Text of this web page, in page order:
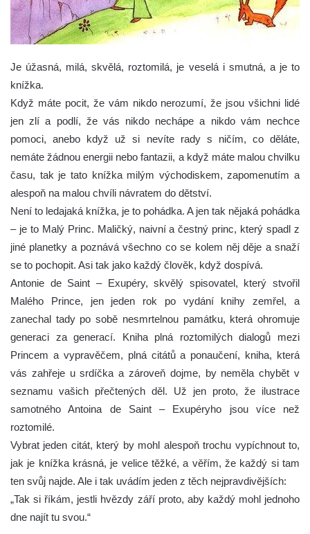
Je úžasná, milá, skvělá, roztomilá, je veselá i smutná, a je to
knížka.
Když máte pocit, že vám nikdo nerozumí, že jsou všichni lidé
jen zlí a podlí, že vás nikdo nechápe a nikdo vám nechce
pomoci, anebo když už si nevíte rady s ničím, co děláte,
nemáte žádnou energii nebo fantazii, a když máte malou chvilku
času, tak je tato knížka milým východiskem, zapomenutím a
alespoň na malou chvíli návratem do dětství.
Není to ledajaká knížka, je to pohádka. A jen tak nějaká pohádka
– je to Malý Princ. Maličký, naivní a čestný princ, který spadl z
jiné planetky a poznává všechno co se kolem něj děje a snaží
se to pochopit. Asi tak jako každý člověk, když dospívá.
Antonie de Saint – Exupéry, skvělý spisovatel, který stvořil
Malého Prince, jen jeden rok po vydání knihy zemřel, a
zanechal tady po sobě nesmrtelnou památku, která ohromuje
generaci za generací. Kniha plná roztomilých dialogů mezi
Princem a vypravěčem, plná citátů a ponaučení, kniha, která
vás zahřeje u srdíčka a zároveň dojme, by neměla chybět v
seznamu vašich přečtených děl. Už jen proto, že ilustrace
samotného Antoina de Saint – Exupéryho jsou více než
roztomilé.
Vybrat jeden citát, který by mohl alespoň trochu vypíchnout to,
jak je knížka krásná, je velice těžké, a věřím, že každý si tam
ten svůj najde. Ale i tak uvádím jeden z těch nejpravdivějších:
„Tak si říkám, jestli hvězdy září proto, aby každý mohl jednoho
dne najít tu svou.“